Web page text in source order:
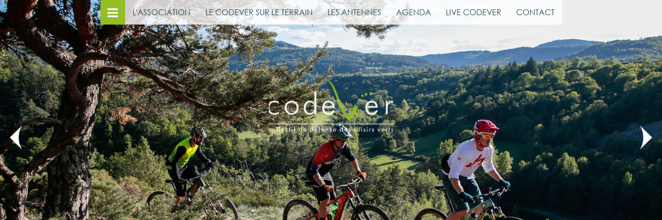
L'ASSOCIATION LE CODEVER SUR LE TERRAIN LES ANTENNES AGENDA LIVE CODEVER CONTACT